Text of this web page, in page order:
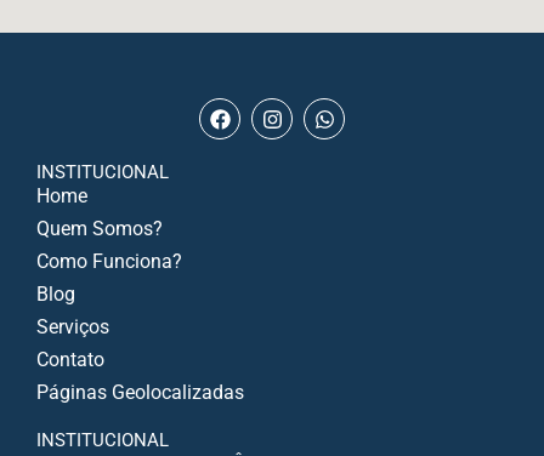
INSTITUCIONAL
Home
Quem Somos?
Como Funciona?
Blog
Serviços
Contato
Páginas Geolocalizadas
INSTITUCIONAL